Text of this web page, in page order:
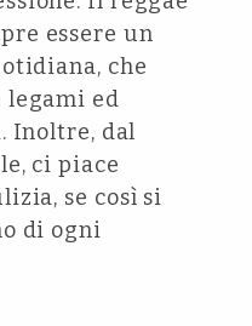
essere un
che
ed
Inoltre, dal
ci piace
se così si
di ogni